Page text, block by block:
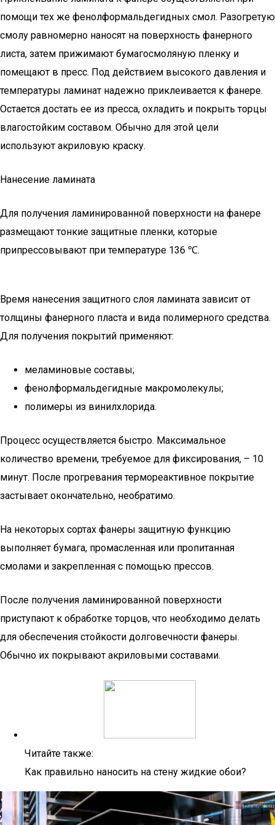
помощи тех же фенолформальдегидных смол. Разогретую
смолу равномерно наносят на поверхность фанерного
листа, затем прижимают бумагосмоляную пленку и
помещают в пресс. Под действием высокого давления и
температуры ламинат надежно приклеивается к фанере.
Остается достать ее из пресса, охладить и покрыть торцы
влагостойким составом. Обычно для этой цели
используют акриловую краску.
Нанесение ламината
Для получения ламинированной поверхности на фанере
размещают тонкие защитные пленки, которые
припрессовывают при температуре 136 ℃.
Время нанесения защитного слоя ламината зависит от
толщины фанерного пласта и вида полимерного средства.
Для получения покрытий применяют:
меламиновые составы;
фенолформальдегидные макромолекулы;
полимеры из винилхлорида.
Процесс осуществляется быстро. Максимальное
количество времени, требуемое для фиксирования, – 10
минут. После прогревания термореактивное покрытие
застывает окончательно, необратимо.
На некоторых сортах фанеры защитную функцию
выполняет бумага, промасленная или пропитанная
смолами и закрепленная с помощью прессов.
После получения ламинированной поверхности
приступают к обработке торцов, что необходимо делать
для обеспечения стойкости долговечности фанеры.
Обычно их покрывают акриловыми составами.
Читайте также:
Как правильно наносить на стену жидкие обои?